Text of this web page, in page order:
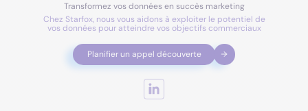
Transformez vos données en succès marketing
Chez Starfox, nous vous aidons à exploiter le potentiel de
vos données pour atteindre vos objectifs commerciaux
Planifier un appel découverte